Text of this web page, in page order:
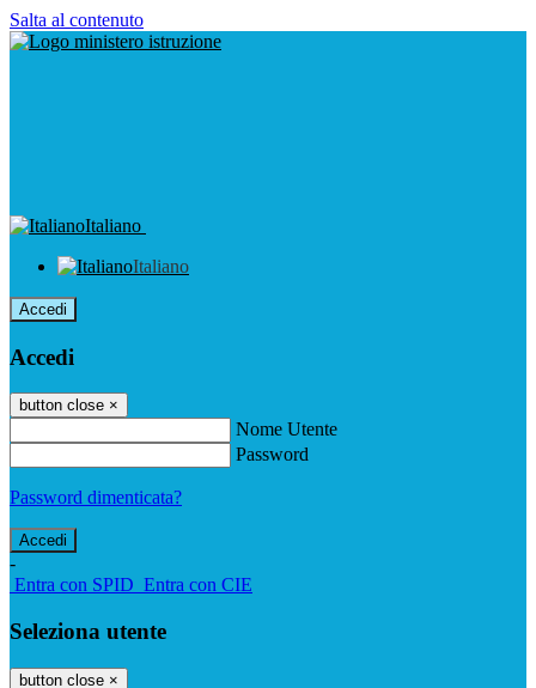
Salta al contenuto
Italiano
Italiano
Accedi
Accedi
button close ×
Nome Utente
Password
Password dimenticata?
-
Entra con SPID Entra con CIE
Seleziona utente
button close ×